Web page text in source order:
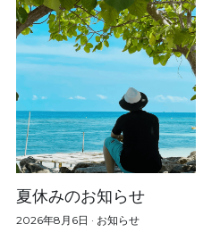
夏休みのお知らせ
2026年8月6日 · お知らせ